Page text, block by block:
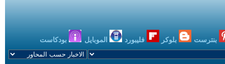
بنترست بلوكر فليبورد الموبايل بودكاست